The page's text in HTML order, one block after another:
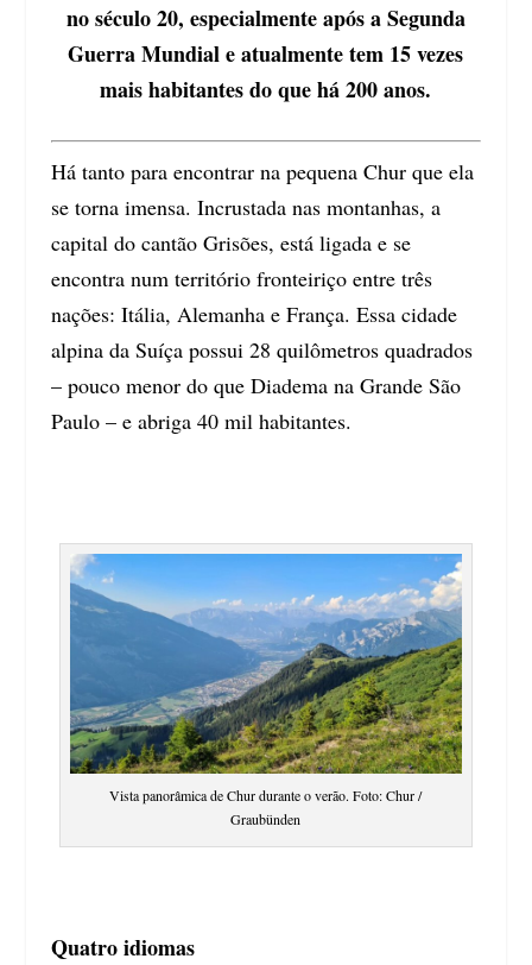
no século 20, especialmente após a Segunda
Guerra Mundial e atualmente tem 15 vezes
mais habitantes do que há 200 anos.
Há tanto para encontrar na pequena Chur que ela
se torna imensa. Incrustada nas montanhas, a
capital do cantão Grisões, está ligada e se
encontra num território fronteiriço entre três
nações: Itália, Alemanha e França. Essa cidade
alpina da Suíça possui 28 quilômetros quadrados
– pouco menor do que Diadema na Grande São
Paulo – e abriga 40 mil habitantes.
Vista panorâmica de Chur durante o verão. Foto: Chur /
Graubünden
Quatro idiomas